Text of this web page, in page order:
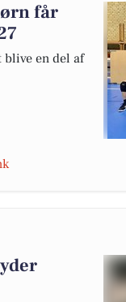
får
blive en del af